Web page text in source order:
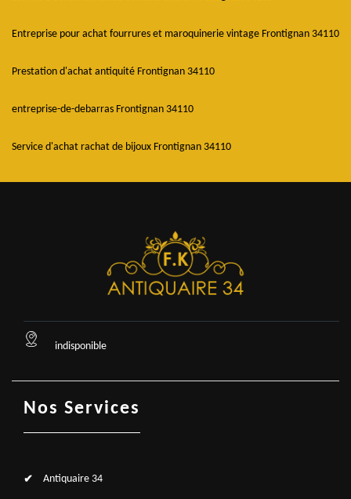
Entreprise pour achat fourrures et maroquinerie vintage Frontignan 34110
Prestation d'achat antiquité Frontignan 34110
entreprise-de-debarras Frontignan 34110
Service d'achat rachat de bijoux Frontignan 34110
indisponible
Nos Services
Antiquaire 34